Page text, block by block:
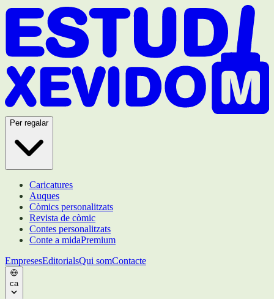
Per regalar
Caricatures
Auques
Còmics personalitzats
Revista de còmic
Contes personalitzats
Conte a midaPremium
EmpresesEditorialsQui somContacte
ca